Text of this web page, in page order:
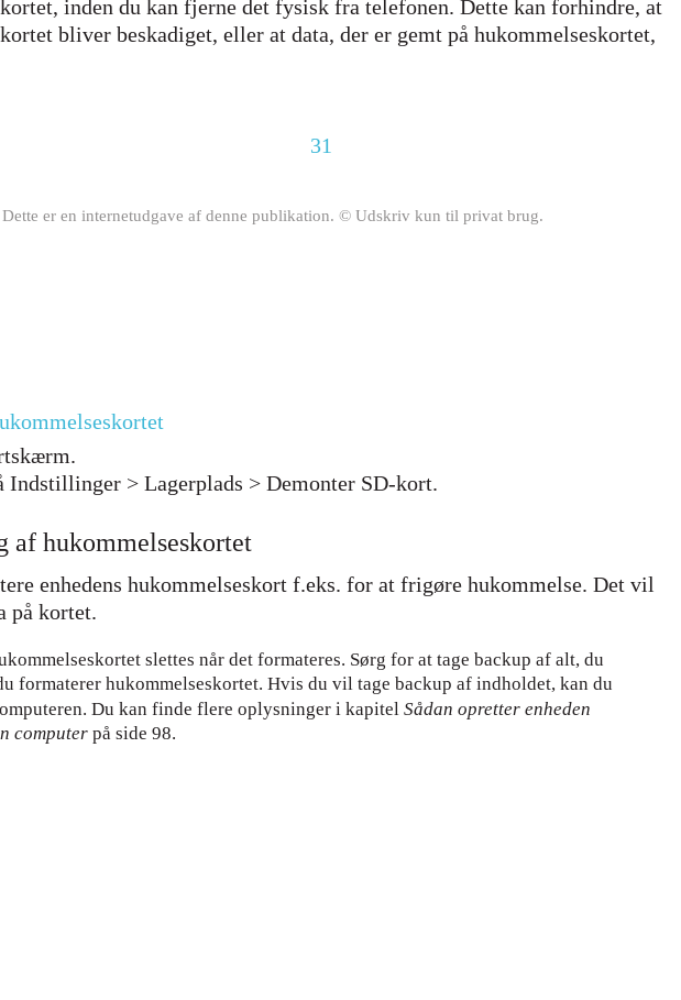
inden du kan fjerne det fysisk fra telefonen. Dette kan forhindre, at
bliver beskadiget, eller at data, der er gemt på hukommelseskortet,
31
Dette er en internetudgave af denne publikation. © Udskriv kun til privat brug.
Indstillinger > Lagerplads > Demonter SD-kort.
af hukommelseskortet
enhedens hukommelseskort f.eks. for at frigøre hukommelse. Det vil
på kortet.
slettes når det formateres. Sørg for at tage backup af alt, du
formaterer hukommelseskortet. Hvis du vil tage backup af indholdet, kan du
Du kan finde flere oplysninger i kapitel Sådan opretter enheden
computer på side 98.